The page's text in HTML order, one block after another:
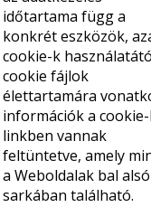
időtartama függ a
konkrét eszközök,
cookie-k
cookie fájlok
élettartamára
információk a
linkben vannak
feltüntetve, amely
a Weboldalak bal alsó
sarkában található.